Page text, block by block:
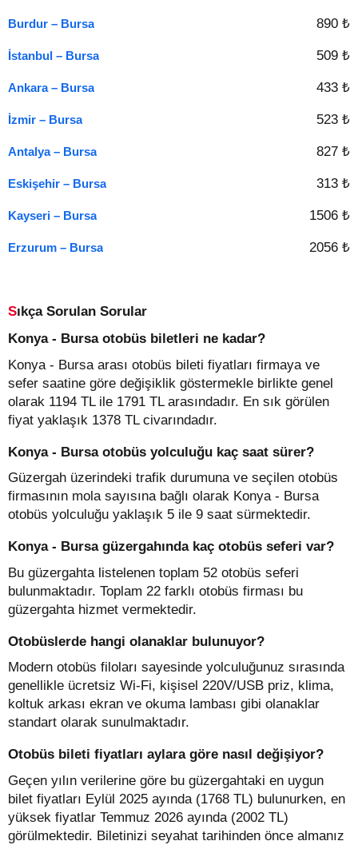
Burdur – Bursa 890 ₺
İstanbul – Bursa 509 ₺
Ankara – Bursa 433 ₺
İzmir – Bursa 523 ₺
Antalya – Bursa 827 ₺
Eskişehir – Bursa 313 ₺
Kayseri – Bursa 1506 ₺
Erzurum – Bursa 2056 ₺
Sıkça Sorulan Sorular
Konya - Bursa otobüs biletleri ne kadar?
Konya - Bursa arası otobüs bileti fiyatları firmaya ve
sefer saatine göre değişiklik göstermekle birlikte genel
olarak 1194 TL ile 1791 TL arasındadır. En sık görülen
fiyat yaklaşık 1378 TL civarındadır.
Konya - Bursa otobüs yolculuğu kaç saat sürer?
Güzergah üzerindeki trafik durumuna ve seçilen otobüs
firmasının mola sayısına bağlı olarak Konya - Bursa
otobüs yolculuğu yaklaşık 5 ile 9 saat sürmektedir.
Konya - Bursa güzergahında kaç otobüs seferi var?
Bu güzergahta listelenen toplam 52 otobüs seferi
bulunmaktadır. Toplam 22 farklı otobüs firması bu
güzergahta hizmet vermektedir.
Otobüslerde hangi olanaklar bulunuyor?
Modern otobüs filoları sayesinde yolculuğunuz sırasında
genellikle ücretsiz Wi-Fi, kişisel 220V/USB priz, klima,
koltuk arkası ekran ve okuma lambası gibi olanaklar
standart olarak sunulmaktadır.
Otobüs bileti fiyatları aylara göre nasıl değişiyor?
Geçen yılın verilerine göre bu güzergahtaki en uygun
bilet fiyatları Eylül 2025 ayında (1768 TL) bulunurken, en
yüksek fiyatlar Temmuz 2026 ayında (2002 TL)
görülmektedir. Biletinizi seyahat tarihinden önce almanız